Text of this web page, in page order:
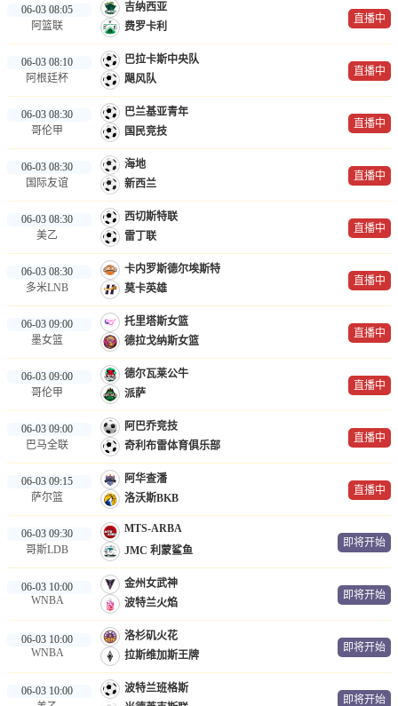
06-03 08:05
阿篮联
吉纳西亚
费罗卡利
直播中
06-03 08:10
阿根廷杯
巴拉卡斯中央队
飓风队
直播中
06-03 08:30
哥伦甲
巴兰基亚青年
国民竞技
直播中
06-03 08:30
国际友谊
海地
新西兰
直播中
06-03 08:30
美乙
西切斯特联
雷丁联
直播中
06-03 08:30
多米LNB
卡内罗斯德尔埃斯特
莫卡英雄
直播中
06-03 09:00
墨女篮
托里塔斯女篮
德拉戈纳斯女篮
直播中
06-03 09:00
哥伦甲
德尔瓦莱公牛
派萨
直播中
06-03 09:00
巴马全联
阿巴乔竞技
奇利布雷体育俱乐部
直播中
06-03 09:15
萨尔篮
阿华查潘
洛沃斯BKB
直播中
06-03 09:30
哥斯LDB
MTS-ARBA
JMC 利蒙鲨鱼
即将开始
06-03 10:00
WNBA
金州女武神
波特兰火焰
即将开始
06-03 10:00
WNBA
洛杉矶火花
拉斯维加斯王牌
即将开始
06-03 10:00
波特兰班格斯
即将开始